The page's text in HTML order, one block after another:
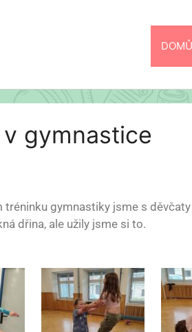
DOMŮ
gymnastice
tréninku gymnastiky jsme s
dřina, ale užily jsme si to.